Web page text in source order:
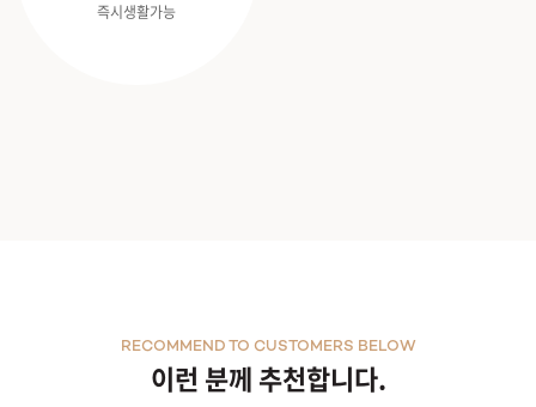
즉시생활가능
이런 분께 추천합니다.
RECOMMEND TO CUSTOMERS BELOW